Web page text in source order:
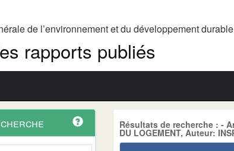
de l’environnement et du développement durable
rapports publiés
Résultats de recherche : -
DU LOGEMENT, Auteur: